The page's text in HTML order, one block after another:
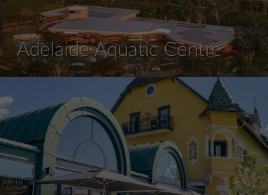
Adelaide Aquatic Centre